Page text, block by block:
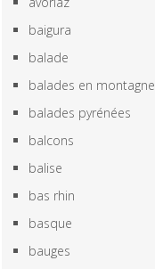
baigura
balade
balades en montagne
balades pyrénées
balcons
balise
bas rhin
basque
bauges